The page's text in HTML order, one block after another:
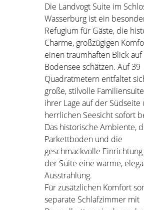
Die Landvogt Suite im
Wasserburg ist ein
Refugium für Gäste, die
Charme, großzügigen
einen traumhaften Blick
Bodensee schätzen. Auf 39
Quadratmetern entfaltet
große, stilvolle
ihrer Lage auf der
herrlichen Seesicht sofort
Das historische Ambiente,
Parkettboden und die
geschmackvolle
der Suite eine warme,
Ausstrahlung.
Für zusätzlichen Komfort
separate Schlafzimmer mit